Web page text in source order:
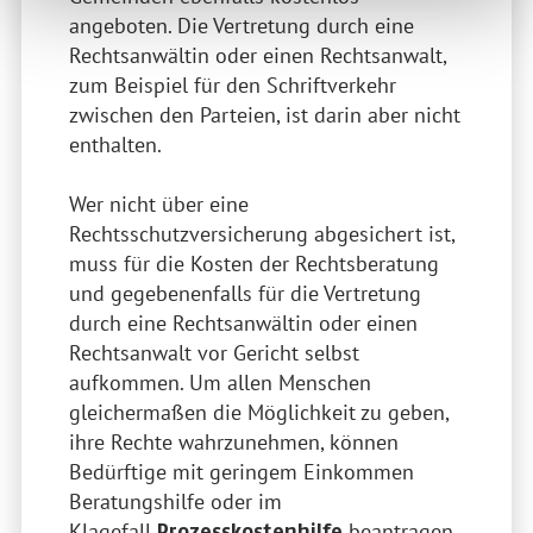
angeboten. Die Vertretung durch eine
Rechtsanwältin oder einen Rechtsanwalt,
zum Beispiel für den Schriftverkehr
zwischen den Parteien, ist darin aber nicht
enthalten.
Wer nicht über eine
Rechtsschutzversicherung abgesichert ist,
muss für die Kosten der Rechtsberatung
und gegebenenfalls für die Vertretung
durch eine Rechtsanwältin oder einen
Rechtsanwalt vor Gericht selbst
aufkommen. Um allen Menschen
gleichermaßen die Möglichkeit zu geben,
ihre Rechte wahrzunehmen, können
Bedürftige mit geringem Einkommen
Beratungshilfe oder im